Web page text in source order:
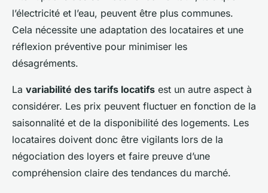
l’électricité et l’eau, peuvent être plus communes.
Cela nécessite une adaptation des locataires et une
réflexion préventive pour minimiser les
désagréments.
La variabilité des tarifs locatifs est un autre aspect à
considérer. Les prix peuvent fluctuer en fonction de la
saisonnalité et de la disponibilité des logements. Les
locataires doivent donc être vigilants lors de la
négociation des loyers et faire preuve d’une
compréhension claire des tendances du marché.